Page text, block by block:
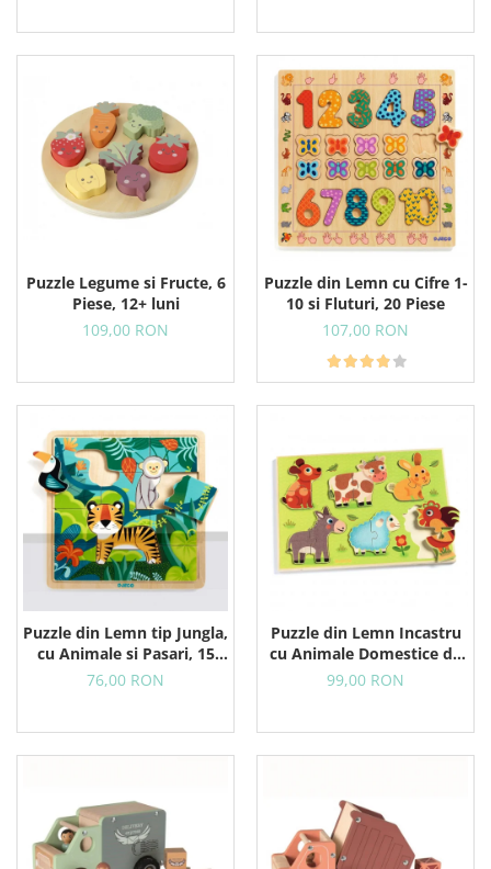
Puzzle Legume si Fructe, 6
Piese, 12+ luni
109,00 RON
Puzzle din Lemn cu Cifre 1-
10 si Fluturi, 20 Piese
107,00 RON
Puzzle din Lemn tip Jungla,
cu Animale si Pasari, 15
Piese
76,00 RON
Puzzle din Lemn Incastru
cu Animale Domestice de
la Ferma, 12 Piese
99,00 RON